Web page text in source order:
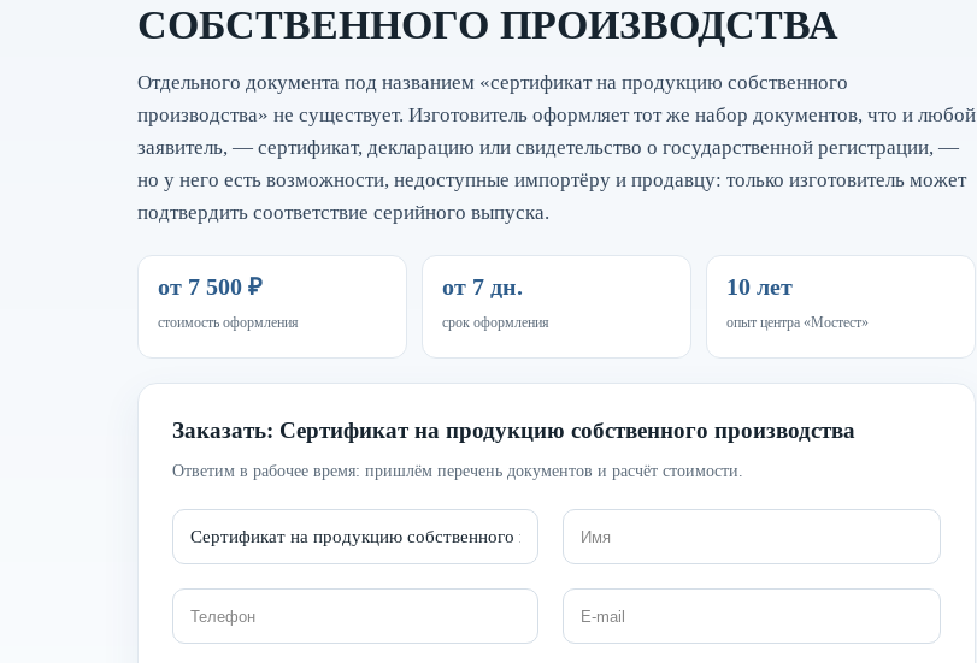
СОБСТВЕННОГО ПРОИЗВОДСТВА
Отдельного документа под названием «сертификат на продукцию собственного
производства» не существует. Изготовитель оформляет тот же набор документов, что и любой
заявитель, — сертификат, декларацию или свидетельство о государственной регистрации, —
но у него есть возможности, недоступные импортёру и продавцу: только изготовитель может
подтвердить соответствие серийного выпуска.
от 7 500 ₽
стоимость оформления
от 7 дн.
срок оформления
10 лет
опыт центра «Мостест»
Заказать: Сертификат на продукцию собственного производства
Ответим в рабочее время: пришлём перечень документов и расчёт стоимости.